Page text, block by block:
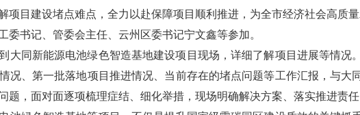
项目建设堵点难点，全力以赴保障项目顺利推进，为全市经济社会高质量
委书记、管委会主任、云州区委书记宁文鑫等参加。
大同新能源电池绿色智造基地建设项目现场，详细了解项目进展等情况
况、第一批落地项目推进情况、当前存在的堵点问题等工作汇报，与大
题，面对面逐项梳理症结、细化举措，现场明确解决方案、落实推进责任